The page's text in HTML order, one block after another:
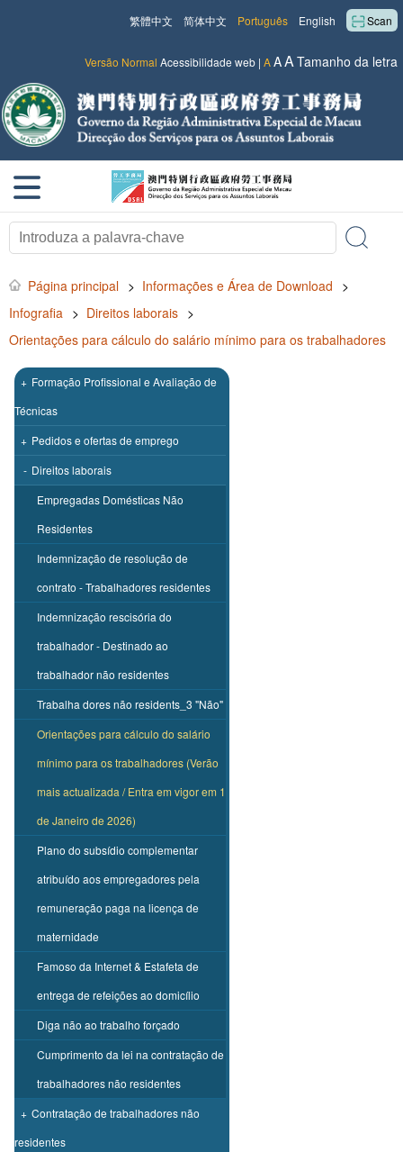
Scan
English
Português
简体中文
繁體中文
Versão Normal Acessibilidade web | AAATamanho da letra
Página principal > Informações e Área de Download >
Infografia > Direitos laborais >
Orientações para cálculo do salário mínimo para os trabalhadores
+ Formação Profissional e Avaliação de
Técnicas
+ Pedidos e ofertas de emprego
- Direitos laborais
Empregadas Domésticas Não
Residentes
Indemnização de resolução de
contrato - Trabalhadores residentes
Indemnização rescisória do
trabalhador - Destinado ao
trabalhador não residentes
Trabalha dores não residents_3 "Não"
Orientações para cálculo do salário
mínimo para os trabalhadores (Verão
mais actualizada / Entra em vigor em 1
de Janeiro de 2026)
Plano do subsídio complementar
atribuído aos empregadores pela
remuneração paga na licença de
maternidade
Famoso da Internet & Estafeta de
entrega de refeições ao domicílio
Diga não ao trabalho forçado
Cumprimento da lei na contratação de
trabalhadores não residentes
+ Contratação de trabalhadores não
residentes